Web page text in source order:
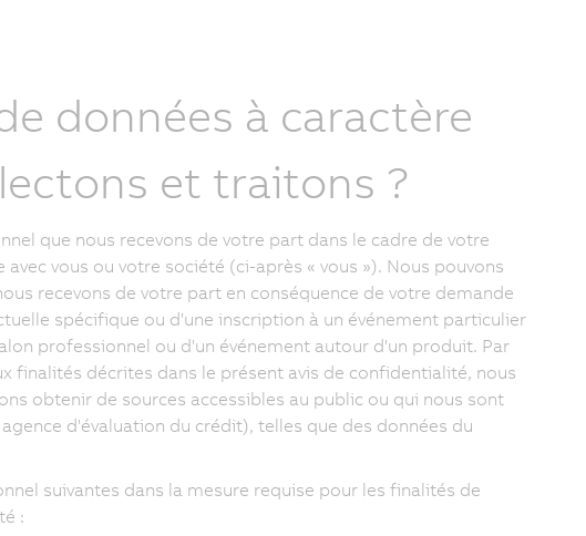
données à caractère
et traitons ?
que nous recevons de votre part dans le cadre de votre
vous ou votre société (ci-après « vous »). Nous pouvons
recevons de votre part en conséquence de votre demande
spécifique ou d'une inscription à un événement particulier
professionnel ou d'un événement autour d'un produit. Par
finalités décrites dans le présent avis de confidentialité, nous
obtenir de sources accessibles au public ou qui nous sont
d'évaluation du crédit), telles que des données du
suivantes dans la mesure requise pour les finalités de
: